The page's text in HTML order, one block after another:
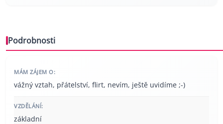
Podrobnosti
MÁM ZÁJEM O:
vážný vztah, přátelství, flirt, nevím, ještě uvidíme ;-)
VZDĚLÁNÍ:
základní